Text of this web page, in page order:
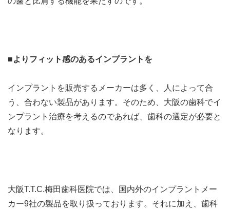
■よりフィット感のあるインプラントを
インプラントを販売するメーカーは多く、人によって合
う、合わない製品があります。そのため、大阪の歯科でイ
ンプラント治療を考えるのであれば、歯科の選定が必要と
なります。
大阪T.T.C.梅田歯科医院では、国内外のインプラントメー
カー9社の製品を取り扱っております。それに加え、歯科